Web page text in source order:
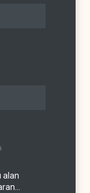
alan